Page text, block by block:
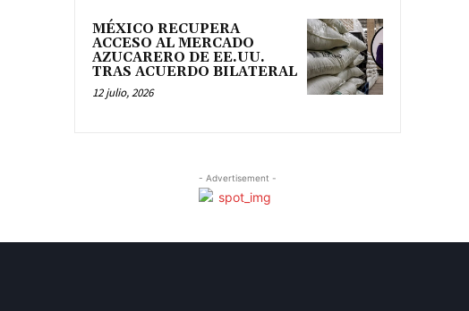
MÉXICO RECUPERA
ACCESO AL MERCADO
AZUCARERO DE EE.UU.
TRAS ACUERDO BILATERAL
12 julio, 2026
- Advertisement -